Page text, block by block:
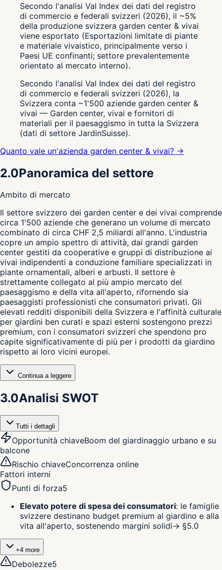
Secondo l'analisi Val Index dei dati del registro
di commercio e federali svizzeri (2026), il ~5%
della produzione svizzera garden center & vivai
viene esportato (Esportazioni limitate di piante
e materiale vivaistico, principalmente verso i
Paesi UE confinanti; settore prevalentemente
orientato al mercato interno).
Secondo l'analisi Val Index dei dati del registro
di commercio e federali svizzeri (2026), la
Svizzera conta ~1'500 aziende garden center &
vivai — Garden center, vivai e fornitori di
materiali per il paesaggismo in tutta la Svizzera
(dati di settore JardinSuisse).
Quanto vale un'azienda garden center & vivai? →
2.0Panoramica del settore
Ambito di mercato
Il settore svizzero dei garden center e dei vivai comprende
circa 1'500 aziende che generano un volume di mercato
combinato di circa CHF 2,5 miliardi all'anno. L'industria
copre un ampio spettro di attività, dai grandi garden
center gestiti da cooperative e gruppi di distribuzione ai
vivai indipendenti a conduzione familiare specializzati in
piante ornamentali, alberi e arbusti. Il settore è
strettamente collegato al più ampio mercato del
paesaggismo e della vita all'aperto, rifornendo sia
paesaggisti professionisti che consumatori privati. Gli
elevati redditi disponibili della Svizzera e l'affinità culturale
per giardini ben curati e spazi esterni sostengono prezzi
premium, con i consumatori svizzeri che spendono pro
capite significativamente di più per i prodotti da giardino
rispetto ai loro vicini europei.
Continua a leggere
3.0Analisi SWOT
Tutti i dettagli
Opportunità chiaveBoom del giardinaggio urbano e su
balcone
Rischio chiaveConcorrenza online
Fattori interni
Punti di forza5
Elevato potere di spesa dei consumatori: le famiglie
svizzere destinano budget premium al giardino e alla
vita all'aperto, sostenendo margini solidi→ §5.0
+4 more
Debolezze5